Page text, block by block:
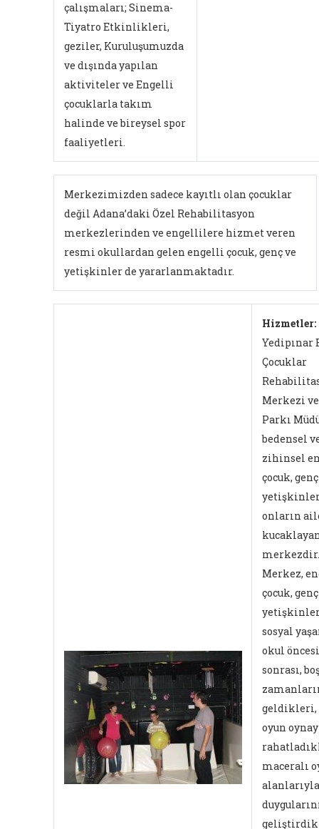
çalışmaları; Sinema-
Tiyatro Etkinlikleri,
geziler, Kuruluşumuzda
ve dışında yapılan
aktiviteler ve Engelli
çocuklarla takım
halinde ve bireysel spor
faaliyetleri.
Merkezimizden sadece kayıtlı olan çocuklar
değil Adana’daki Özel Rehabilitasyon
merkezlerinden ve engellilere hizmet veren
resmi okullardan gelen engelli çocuk, genç ve
yetişkinler de yararlanmaktadır.
Hizmetler:
Yedipınar
Çocuklar
Merkezi
Parkı
bedensel
zihinsel
çocuk,
onların
merkezdir.
Merkez,
çocuk,
sosyal
okul
sonrası,
geldikleri,
oyun
maceralı